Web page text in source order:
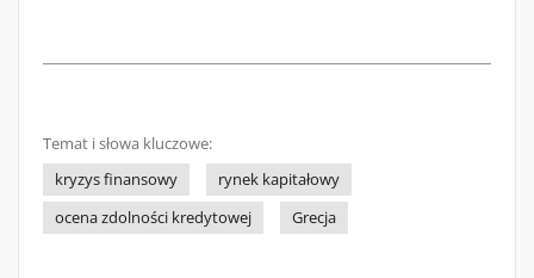
Temat i słowa kluczowe:
kryzys finansowy
rynek kapitałowy
ocena zdolności kredytowej
Grecja